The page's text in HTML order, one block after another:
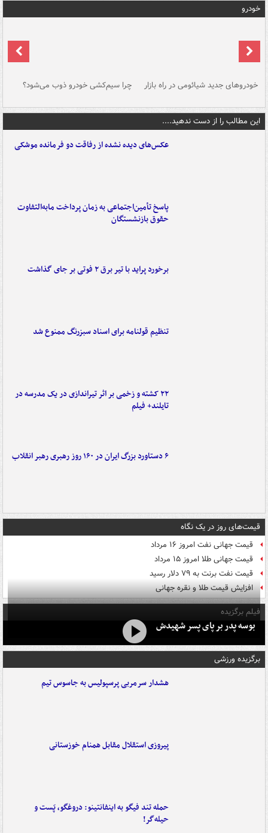
خودرو
خودروهای جدید شیائومی در راه بازار چرا سیم‌کشی خودرو ذوب می‌شود؟
این مطالب را از دست ندهید....
عکس‌های دیده نشده از رفاقت دو فرمانده‌ موشکی
پاسخ تأمین‌اجتماعی به زمان پرداخت مابه‌التفاوت
حقوق بازنشستگان
برخورد پراید با تیر برق ۲ فوتی بر جای گذاشت
تنظیم قولنامه برای اسناد سبزرنگ ممنوع شد
۲۲ کشته و زخمی بر اثر تیراندازی در یک مدرسه در
تایلند+ فیلم
۶ دستاورد بزرگ ایران در ۱۶۰ روز رهبری رهبر انقلاب
قیمت‌های روز در یک نگاه
قیمت جهانی نفت امروز ۱۶ مرداد
قیمت جهانی طلا امروز ۱۵ مرداد
قیمت نفت برنت به ۷۹ دلار رسید
افزایش قیمت طلا و نقره جهانی
فیلم برگزیده
بوسه‌ پدر بر پای پسر شهیدش
برگزیده ورزشی
هشدار سرمربی پرسپولیس به جاسوس تیم
پیروزی استقلال مقابل همنام خوزستانی
حمله تند فیگو به اینفانتینو: دروغگو، پَست‌ و
حیله‌گر!